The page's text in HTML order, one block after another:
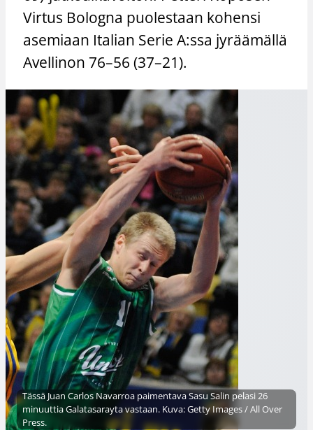
Virtus Bologna puolestaan kohensi
asemiaan Italian Serie A:ssa jyräämällä
Avellinon 76–56 (37–21).
Tässä Juan Carlos Navarroa paimentava Sasu Salin pelasi 26
minuuttia Galatasarayta vastaan. Kuva: Getty Images / All Over
Press.